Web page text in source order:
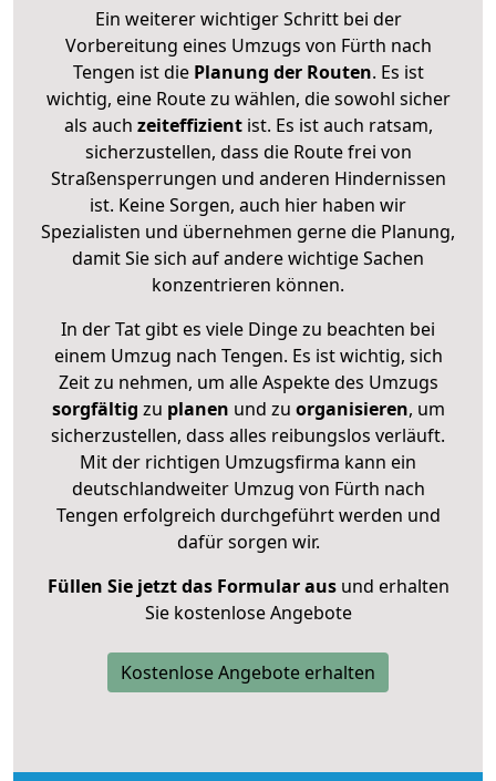
Ein weiterer wichtiger Schritt bei der
Vorbereitung eines Umzugs von Fürth nach
Tengen ist diePlanung der Routen. Es ist
wichtig, eine Route zu wählen, die sowohl sicher
als auch zeiteffizientist. Es ist auch ratsam,
sicherzustellen, dass die Route frei von
Straßensperrungen und anderen Hindernissen
ist. Keine Sorgen, auch hier haben wir
Spezialisten und übernehmen gerne die Planung,
damit Sie sich auf andere wichtige Sachen
konzentrieren können.
In der Tat gibt es viele Dinge zu beachten bei
einem Umzug nach Tengen. Es ist wichtig, sich
Zeit zu nehmen, um alle Aspekte des Umzugs
sorgfältig zu planen und zu organisieren, um
sicherzustellen, dass alles reibungslos verläuft.
Mit der richtigen Umzugsfirma kann ein
deutschlandweiter Umzug von Fürth nach
Tengen erfolgreich durchgeführt werden und
dafür sorgen wir.
Füllen Sie jetzt das Formular ausund erhalten
Sie kostenlose Angebote
Kostenlose Angebote erhalten